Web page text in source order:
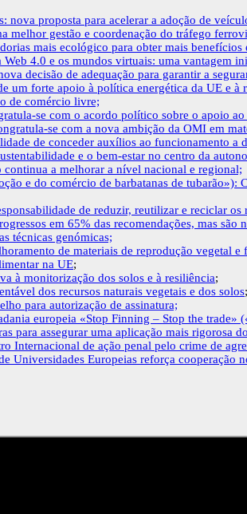
nova proposta para acelerar a adoção de
melhor gestão e coordenação do tráfego
mais ecológico para obter mais
Web 4.0 e os mundos virtuais: uma vantagem
decisão de adequação para garantir a
um forte apoio à política energética da UE e
de comércio livre;
se com o acordo político sobre o apoio
se com a nova ambição da OMI em
de conceder auxílios ao funcionamento a
e o bem-estar no centro da
a melhorar a nível nacional e regional;
e do comércio de barbatanas de
de reduzir, reutilizar e reciclar
em 65% das recomendações, mas são
técnicas genómicas;
de materiais de reprodução vegetal e
na UE;
à monitorização dos solos e à resiliência;
dos recursos naturais vegetais e dos solos;
para autorização de assinatura;
europeia «Stop Finning – Stop the
para assegurar uma aplicação mais rigorosa
Internacional de ação penal pelo crime de
Universidades Europeias reforça cooperação